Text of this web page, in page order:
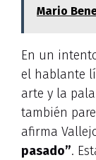
Mario
En un
el hablante
arte y la
también
afirma
pasado”.